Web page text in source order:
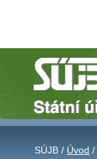
SÚJB / Úvod /